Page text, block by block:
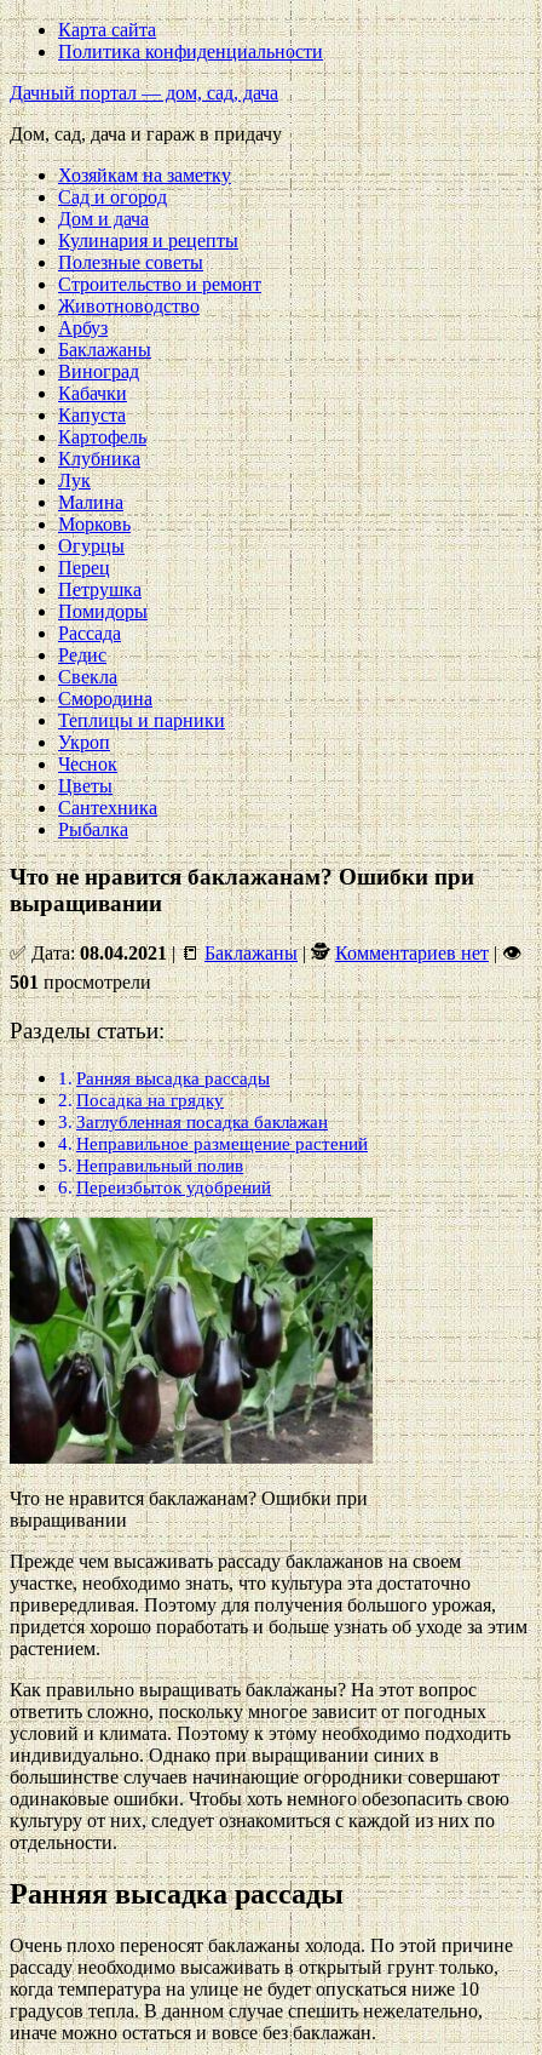
Карта сайта
Политика конфиденциальности
Дачный портал — дом, сад, дача
Дом, сад, дача и гараж в придачу
Хозяйкам на заметку
Сад и огород
Дом и дача
Кулинария и рецепты
Полезные советы
Строительство и ремонт
Животноводство
Арбуз
Баклажаны
Виноград
Кабачки
Капуста
Картофель
Клубника
Лук
Малина
Морковь
Огурцы
Перец
Петрушка
Помидоры
Рассада
Редис
Свекла
Смородина
Теплицы и парники
Укроп
Чеснок
Цветы
Сантехника
Рыбалка
Что не нравится баклажанам? Ошибки при
выращивании
✅ Дата:08.04.2021| 📒Баклажаны| 🕵Комментариев нет|👁
501 просмотрели
Разделы статьи:
Ранняя высадка рассады
Посадка на грядку
Заглубленная посадка баклажан
Неправильное размещение растений
Неправильный полив
Переизбыток удобрений
Что не нравится баклажанам? Ошибки при
выращивании
Прежде чем высаживать рассаду баклажанов на своем
участке, необходимо знать, что культура эта достаточно
привередливая. Поэтому для получения большого урожая,
придется хорошо поработать и больше узнать об уходе за этим
растением.
Как правильно выращивать баклажаны? На этот вопрос
ответить сложно, поскольку многое зависит от погодных
условий и климата. Поэтому к этому необходимо подходить
индивидуально. Однако при выращивании синих в
большинстве случаев начинающие огородники совершают
одинаковые ошибки. Чтобы хоть немного обезопасить свою
культуру от них, следует ознакомиться с каждой из них по
отдельности.
Ранняя высадка рассады
Очень плохо переносят баклажаны холода. По этой причине
рассаду необходимо высаживать в открытый грунт только,
когда температура на улице не будет опускаться ниже 10
градусов тепла. В данном случае спешить нежелательно,
иначе можно остаться и вовсе без баклажан.